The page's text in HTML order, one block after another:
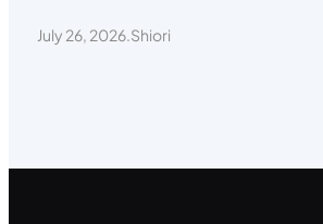
July 26, 2026.Shiori